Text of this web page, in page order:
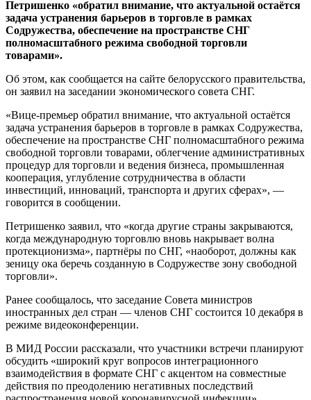
Петришенко «обратил внимание, что актуальной остаётся
задача устранения барьеров в торговле в рамках
Содружества, обеспечение на пространстве СНГ
полномасштабного режима свободной торговли
товарами».
Об этом, как сообщается на сайте белорусского правительства,
он заявил на заседании экономического совета СНГ.
«Вице-премьер обратил внимание, что актуальной остаётся
задача устранения барьеров в торговле в рамках Содружества,
обеспечение на пространстве СНГ полномасштабного режима
свободной торговли товарами, облегчение административных
процедур для торговли и ведения бизнеса, промышленная
кооперация, углубление сотрудничества в области
инвестиций, инноваций, транспорта и других сферах», —
говорится в сообщении.
Петришенко заявил, что «когда другие страны закрываются,
когда международную торговлю вновь накрывает волна
протекционизма», партнёры по СНГ, «наоборот, должны как
зеницу ока беречь созданную в Содружестве зону свободной
торговли».
Ранее сообщалось, что заседание Совета министров
иностранных дел стран — членов СНГ состоится 10 декабря в
режиме видеоконференции.
В МИД России рассказали, что участники встречи планируют
обсудить «широкий круг вопросов интеграционного
взаимодействия в формате СНГ с акцентом на совместные
действия по преодолению негативных последствий